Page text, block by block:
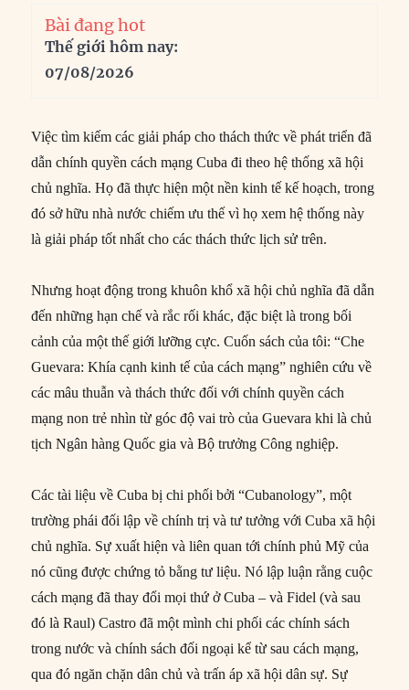
Bài đang hot
Thế giới hôm nay:
07/08/2026
Việc tìm kiếm các giải pháp cho thách thức về phát triển đã
dẫn chính quyền cách mạng Cuba đi theo hệ thống xã hội
chủ nghĩa. Họ đã thực hiện một nền kinh tế kế hoạch, trong
đó sở hữu nhà nước chiếm ưu thế vì họ xem hệ thống này
là giải pháp tốt nhất cho các thách thức lịch sử trên.
Nhưng hoạt động trong khuôn khổ xã hội chủ nghĩa đã dẫn
đến những hạn chế và rắc rối khác, đặc biệt là trong bối
cảnh của một thế giới lưỡng cực. Cuốn sách của tôi: “Che
Guevara: Khía cạnh kinh tế của cách mạng” nghiên cứu về
các mâu thuẫn và thách thức đối với chính quyền cách
mạng non trẻ nhìn từ góc độ vai trò của Guevara khi là chủ
tịch Ngân hàng Quốc gia và Bộ trưởng Công nghiệp.
Các tài liệu về Cuba bị chi phối bởi “Cubanology”, một
trường phái đối lập về chính trị và tư tưởng với Cuba xã hội
chủ nghĩa. Sự xuất hiện và liên quan tới chính phủ Mỹ của
nó cũng được chứng tỏ bằng tư liệu. Nó lập luận rằng cuộc
cách mạng đã thay đổi mọi thứ ở Cuba – và Fidel (và sau
đó là Raul) Castro đã một mình chi phối các chính sách
trong nước và chính sách đối ngoại kể từ sau cách mạng,
qua đó ngăn chặn dân chủ và trấn áp xã hội dân sự. Sự